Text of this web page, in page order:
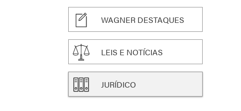
WAGNER DESTAQUES
LEIS E NOTÍCIAS
JURÍDICO